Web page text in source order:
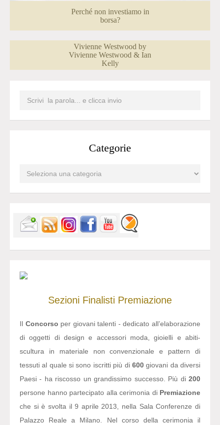
Perché non investiamo in
borsa?
Vivienne Westwood by
Vivienne Westwood & Ian
Kelly
Categorie
Sezioni Finalisti Premiazione
Il Concorso per giovani talenti - dedicato all’elaborazione
di oggetti di design e accessori moda, gioielli e abiti-
scultura in materiale non convenzionale e pattern di
tessuti al quale si sono iscritti più di 600giovani da diversi
Paesi - ha riscosso un grandissimo successo. Più di 200
persone hanno partecipato alla cerimonia di Premiazione
che si è svolta il 9 aprile 2013, nella Sala Conferenze di
Palazzo Reale a Milano. Nel corso della cerimonia il